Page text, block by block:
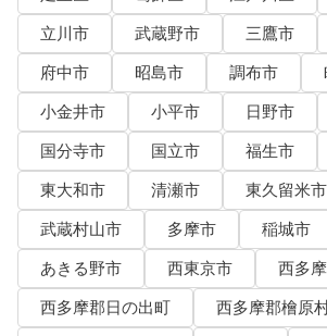
立川市
武蔵野市 三鷹市
府中市
昭島市 調布市
小金井市
小平市 日野市
国分寺市
国立市 福生市
東大和市
清瀬市
東久留米市
武蔵村山市
多摩市 稲城市
あきる野市
西東京市
西多
西多摩郡日の出町
西多摩郡檜原